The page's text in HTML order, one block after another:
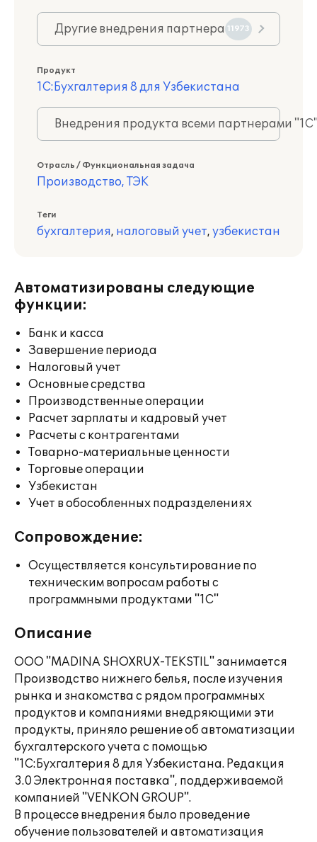
Другие внедрения партнера 11973
Продукт
1С:Бухгалтерия 8 для Узбекистана
Внедрения продукта всеми партнерами
Отрасль / Функциональная задача
Производство, ТЭК
Теги
бухгалтерия, налоговый учет, узбекистан
Автоматизированы следующие
функции:
Банк и касса
Завершение периода
Налоговый учет
Основные средства
Производственные операции
Расчет зарплаты и кадровый учет
Расчеты с контрагентами
Товарно-материальные ценности
Торговые операции
Узбекистан
Учет в обособленных подразделениях
Сопровождение:
Осуществляется консультирование по
техническим вопросам работы с
программными продуктами "1С"
Описание
ООО "MADINA SHOXRUX-TEKSTIL" занимается
Производство нижнего белья, после изучения
рынка и знакомства с рядом программных
продуктов и компаниями внедряющими эти
продукты, приняло решение об автоматизации
бухгалтерского учета с помощью
"1С:Бухгалтерия 8 для Узбекистана. Редакция
3.0 Электронная поставка", поддерживаемой
компанией "VENKON GROUP".
В процессе внедрения было проведение
обучение пользователей и автоматизация